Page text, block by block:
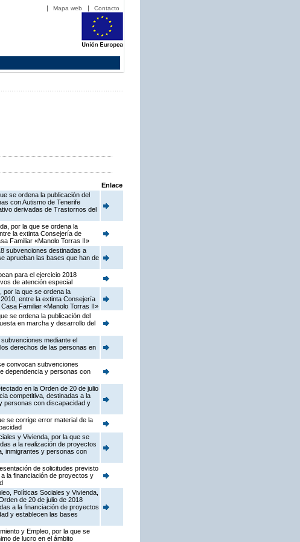
Mapa web Contacto
Enlace
se ordena la publicación del
con Autismo de Tenerife
derivadas de Trastornos del
por la que se ordena la
la extinta Consejería de
Familiar «Manolo Torras II»
subvenciones destinadas a
aprueban las bases que han de
para el ejercicio 2018
de atención especial
por la que se ordena la
entre la extinta Consejería
Familiar «Manolo Torras II»
se ordena la publicación del
en marcha y desarrollo del
mediante el
derechos de las personas en
convocan subvenciones
dependencia y personas con
en la Orden de 20 de julio
competitiva, destinadas a la
personas con discapacidad y
se corrige error material de la
y Vivienda, por la que se
a la realización de proyectos
inmigrantes y personas con
de solicitudes previsto
la financiación de proyectos y
Políticas Sociales y Vivienda,
de 20 de julio de 2018
a la financiación de proyectos
y establecen las bases
y Empleo, por la que se
de lucro en el ámbito